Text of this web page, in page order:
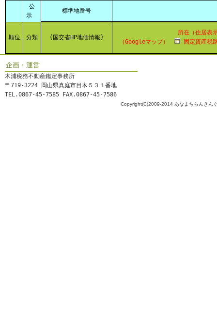
公
示
標準地番号
順位 分類 (国交省HP地価情報)
所在（住居表
（Googleマップ）
固定資産税
企画・運営
木浦税務不動産鑑定事務所
〒719-3224 岡山県真庭市目木５３１番地
TEL.0867-45-7585 FAX.0867-45-7586
Copyright(C)2009-2014 あなまちらんきん